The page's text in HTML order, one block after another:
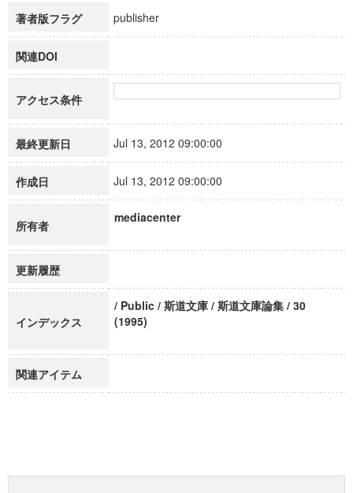
著者版フラグ publisher
関連DOI
アクセス条件
最終更新日 Jul 13, 2012 09:00:00
作成日 Jul 13, 2012 09:00:00
所有者
mediacenter
更新履歴
インデックス
/ Public / 斯道文庫 / 斯道文庫論集 / 30
(1995)
関連アイテム